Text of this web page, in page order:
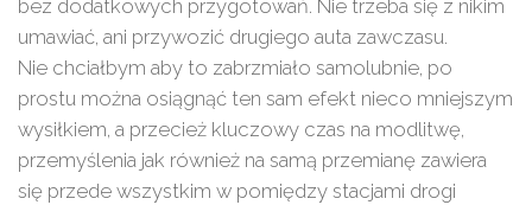
bez dodatkowych przygotowań. Nie trzeba się z nikim
umawiać, ani przywozić drugiego auta zawczasu.
Nie chciałbym aby to zabrzmiało samolubnie, po
prostu można osiągnąć ten sam efekt nieco mniejszym
wysiłkiem, a przecież kluczowy czas na modlitwę,
przemyślenia jak również na samą przemianę zawiera
się przede wszystkim w pomiędzy stacjami drogi